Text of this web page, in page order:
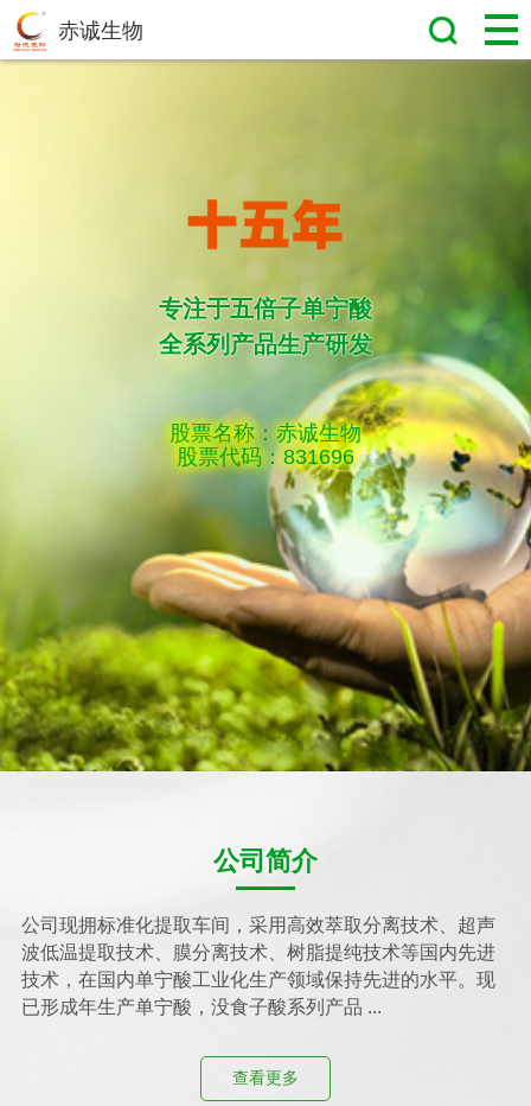
赤诚生物
专注于五倍子单宁酸
全系列产品生产研发
股票名称：赤诚生物
股票代码：831696
公司简介
公司现拥标准化提取车间，采用高效萃取分离技术、超声
波低温提取技术、膜分离技术、树脂提纯技术等国内先进
技术，在国内单宁酸工业化生产领域保持先进的水平。现
已形成年生产单宁酸，没食子酸系列产品 ...
查看更多